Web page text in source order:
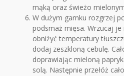
mąką oraz świeżo
W dużym garnku rozgrzej
podsmaż mięsa. Wrzucaj je
obniżyć temperatury
dodaj zeszkloną cebulę.
doprawiając mieloną
solą. Następnie przełóż